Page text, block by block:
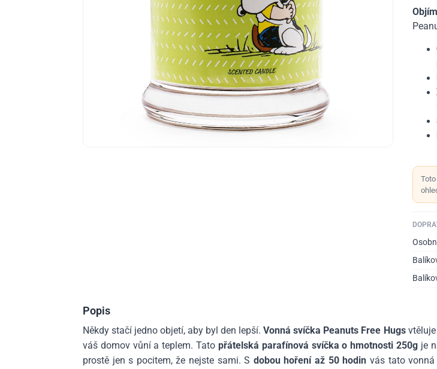
Popis
Někdy stačí jedno objetí, aby byl den lepší.Vonná svíčka Peanuts Free Hugsvtěluje
váš domov vůní a teplem. Tato přátelská parafínová svíčka o hmotnosti 250g je
prostě jen s pocitem, že nejste sami. S dobou hoření až 50 hodin vás tato vonná